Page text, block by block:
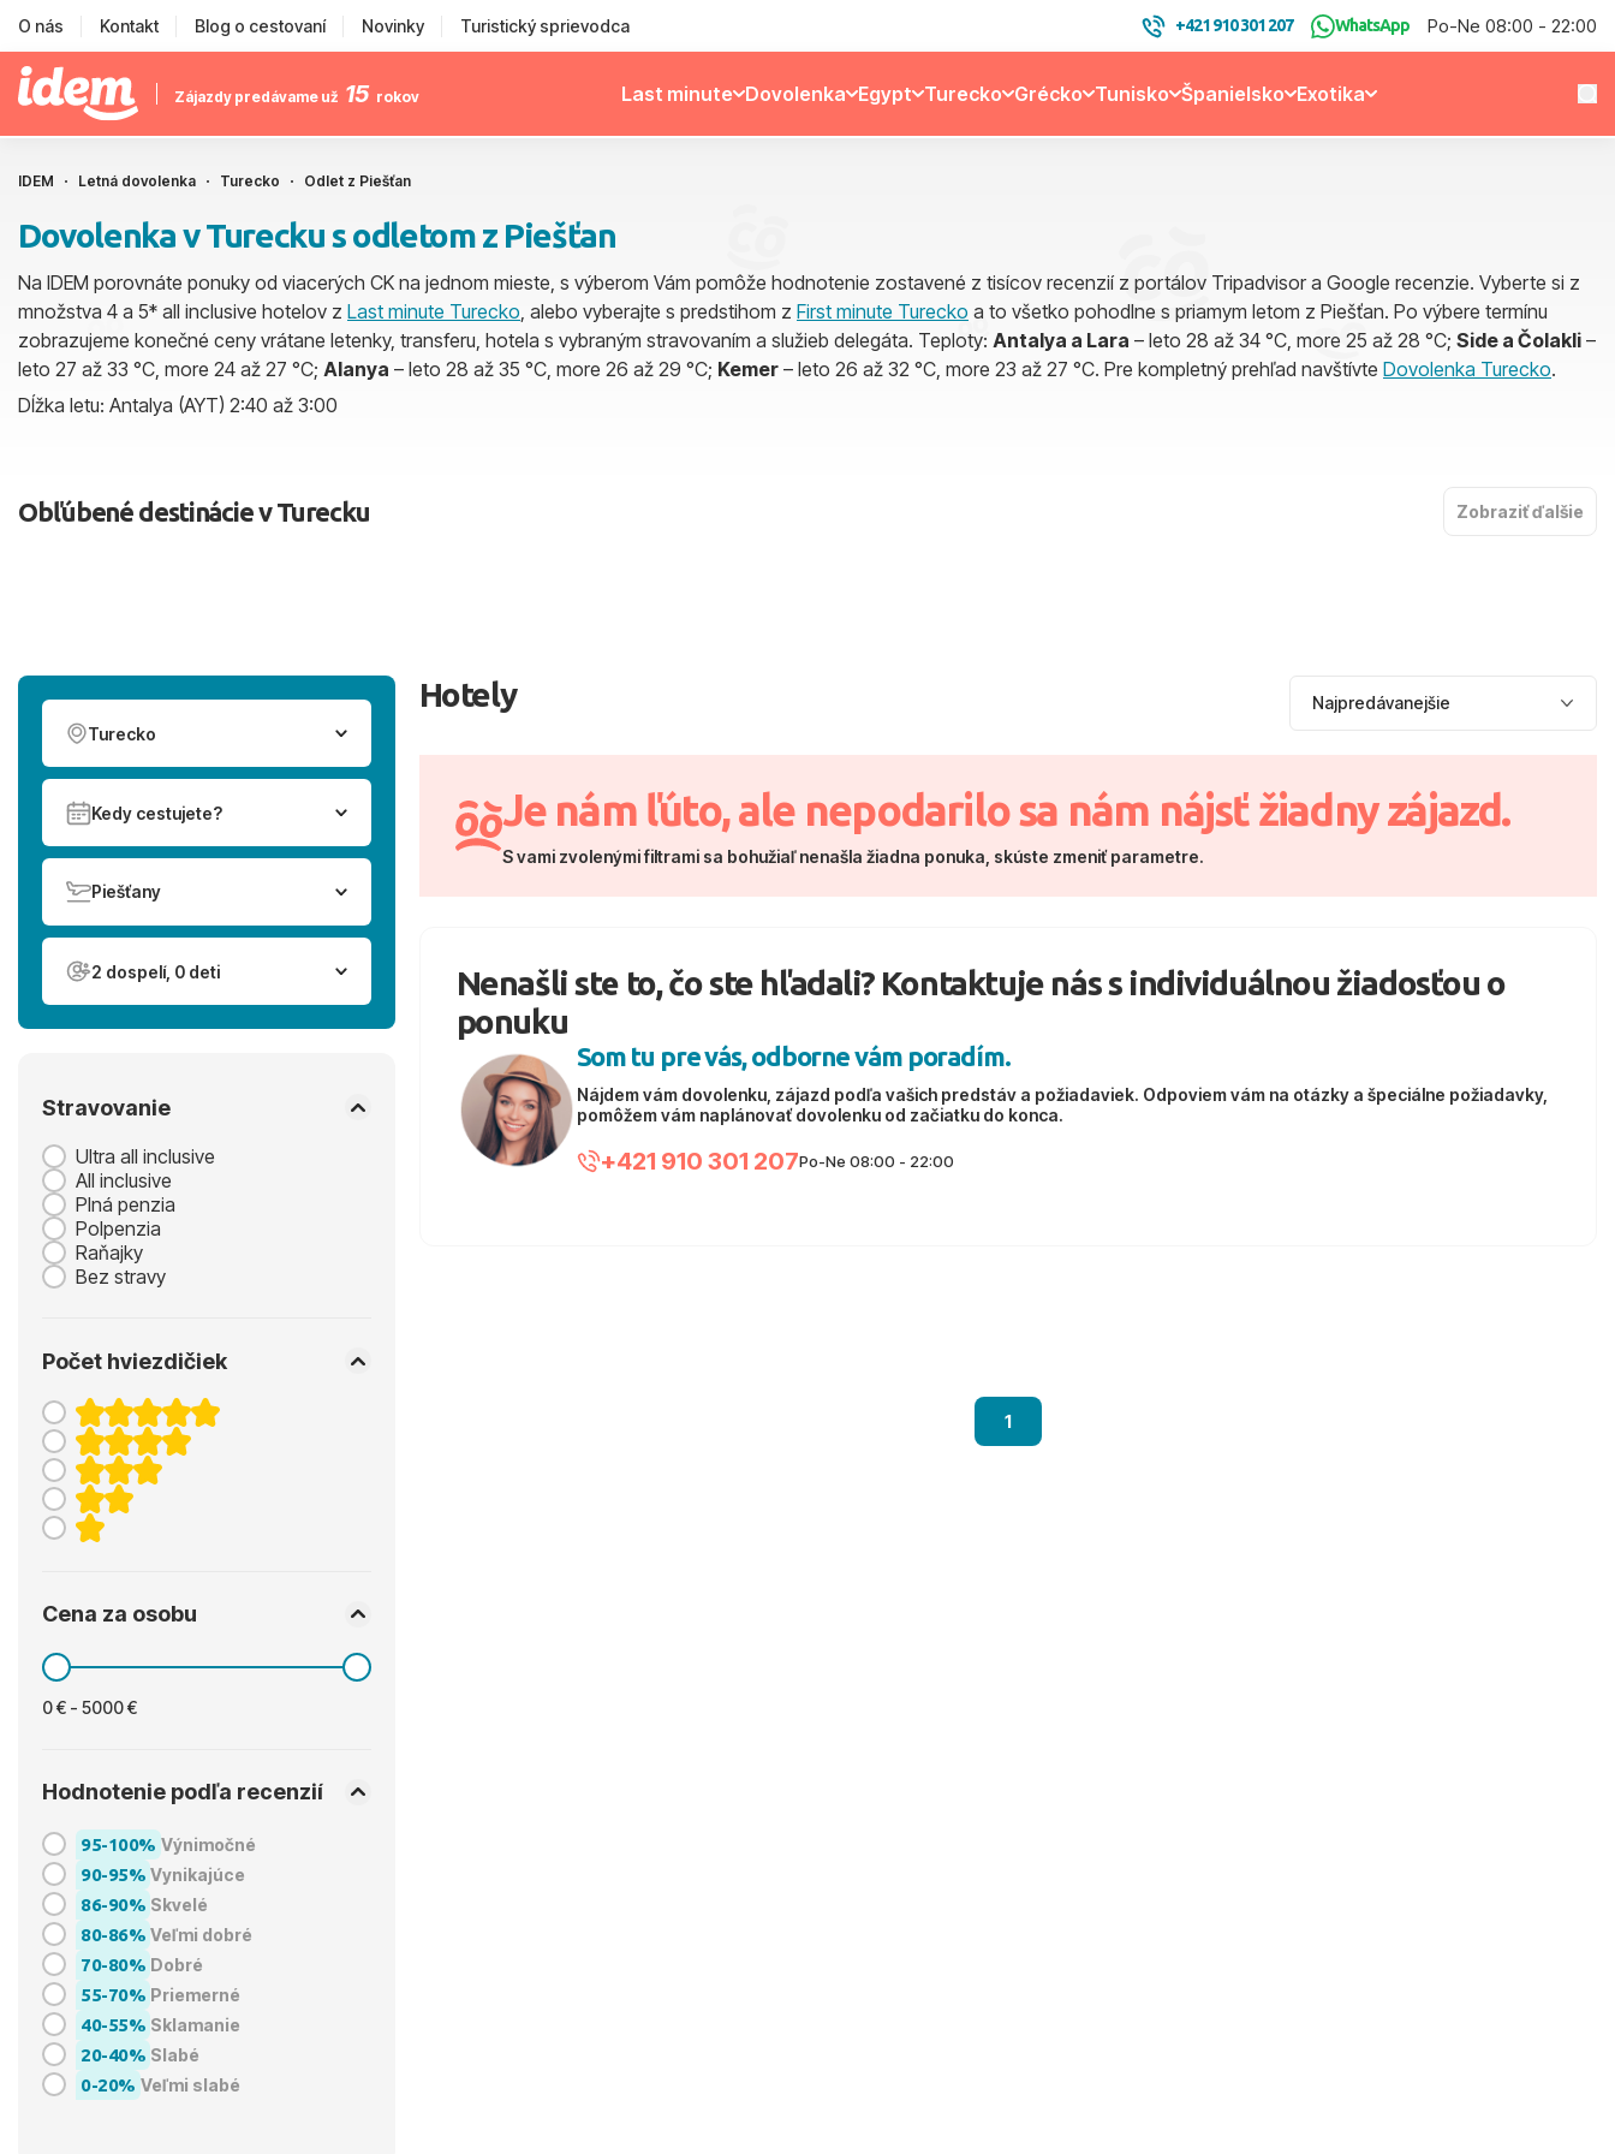
O nás Kontakt Blog o cestovaní Novinky Turistický sprievodca +421 910 301 207 WhatsApp Po-Ne 08:00 - 22:00
Zájazdy predávame už 15 rokov Last minute Dovolenka Egypt Turecko Grécko Tunisko Španielsko Exotika
IDEM Letná dovolenka Turecko Odlet z Piešťan
Dovolenka v Turecku s odletom z Piešťan
Na IDEM porovnáte ponuky od viacerých CK na jednom mieste, s výberom Vám pomôže hodnotenie zostavené z tisícov recenzií z portálov Tripadvisor a Google recenzie. Vyberte si z
množstva 4 a 5* all inclusive hotelov z Last minute Turecko, alebo vyberajte s predstihom z First minute Turecko a to všetko pohodlne s priamym letom z Piešťan. Po výbere termínu
zobrazujeme konečné ceny vrátane letenky, transferu, hotela s vybraným stravovaním a služieb delegáta. Teploty: Antalya a Lara – leto 28 až 34 °C, more 25 až 28 °C; Side a Čolakli –
leto 27 až 33 °C, more 24 až 27 °C; Alanya – leto 28 až 35 °C, more 26 až 29 °C; Kemer – leto 26 až 32 °C, more 23 až 27 °C. Pre kompletný prehľad navštívte Dovolenka Turecko.
Dĺžka letu: Antalya (AYT) 2:40 až 3:00
Obľúbené destinácie v Turecku Zobraziť ďalšie
Turecko
Kedy cestujete?
Piešťany
2 dospelí, 0 deti
Stravovanie
Ultra all inclusive
All inclusive
Plná penzia
Polpenzia
Raňajky
Bez stravy
Počet hviezdičiek
Cena za osobu
0 € - 5000 €
Hodnotenie podľa recenzií
95-100% Výnimočné
90-95% Vynikajúce
86-90% Skvelé
80-86% Veľmi dobré
70-80% Dobré
55-70% Priemerné
40-55% Sklamanie
20-40% Slabé
0-20% Veľmi slabé
Hotely
Je nám ľúto, ale nepodarilo sa nám nájsť žiadny zájazd.
S vami zvolenými filtrami sa bohužiaľ nenašla žiadna ponuka, skúste zmeniť parametre.
Nenašli ste to, čo ste hľadali? Kontaktuje nás s individuálnou žiadosťou o
ponuku
Som tu pre vás, odborne vám poradím.
Nájdem vám dovolenku, zájazd podľa vašich predstáv a požiadaviek. Odpoviem vám na otázky a špeciálne požiadavky,
pomôžem vám naplánovať dovolenku od začiatku do konca.
+421 910 301 207Po-Ne 08:00 - 22:00
1